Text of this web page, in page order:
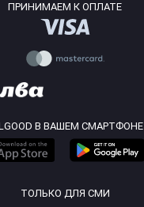
ПРИНИМАЕМ К ОПЛАТЕ
В ВАШЕМ СМАРТФОНЕ
ТОЛЬКО ДЛЯ СМИ